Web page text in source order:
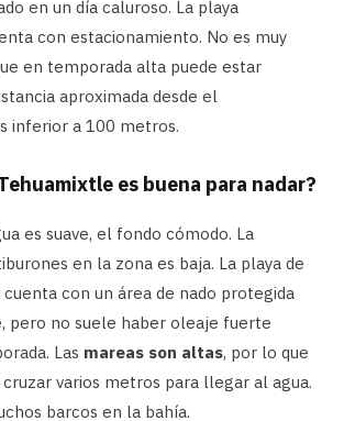
en un día caluroso. La playa
con estacionamiento. No es muy
en temporada alta puede estar
aproximada desde el
inferior a 100 metros.
es buena para nadar?
es suave, el fondo cómodo. La
en la zona es baja. La playa de
con un área de nado protegida
pero no suele haber oleaje fuerte
Las mareas son altas, por lo que
cruzar varios metros para llegar al agua.
barcos en la bahía.